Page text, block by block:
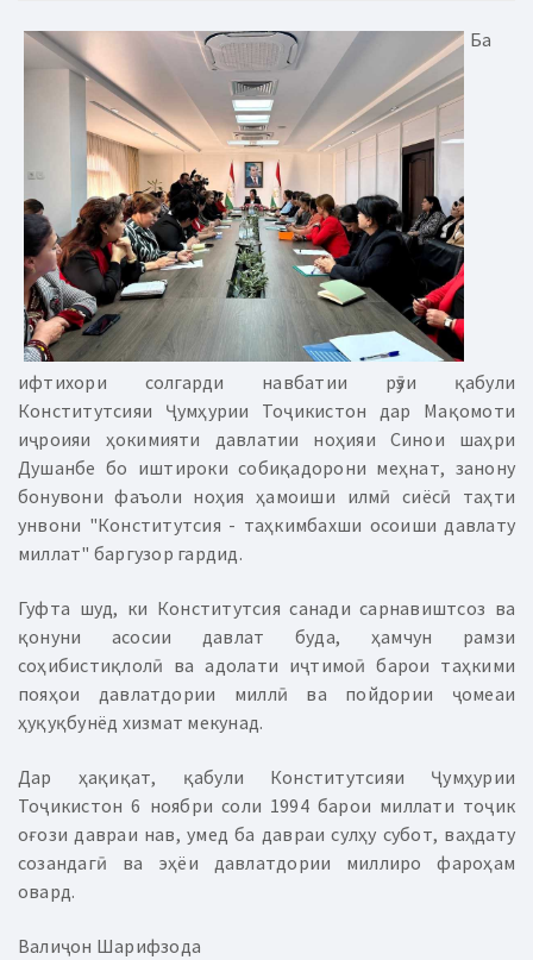
Ба
ифтихори солгарди навбатии рӯзи қабули
Конститутсияи Ҷумҳурии Тоҷикистон дар Мақомоти
иҷроияи ҳокимияти давлатии ноҳияи Синои шаҳри
Душанбе бо иштироки собиқадорони меҳнат, занону
бонувони фаъоли ноҳия ҳамоиши илмӣ сиёсӣ таҳти
унвони "Конститутсия - таҳкимбахши осоиши давлату
миллат" баргузор гардид.
Гуфта шуд, ки Конститутсия санади сарнавиштсоз ва
қонуни асосии давлат буда, ҳамчун рамзи
соҳибистиқлолӣ ва адолати иҷтимоӣ барои таҳкими
пояҳои давлатдории миллӣ ва пойдории ҷомеаи
ҳуқуқбунёд хизмат мекунад.
Дар ҳақиқат, қабули Конститутсияи Ҷумҳурии
Тоҷикистон 6 ноябри соли 1994 барои миллати тоҷик
оғози давраи нав, умед ба давраи сулҳу субот, ваҳдату
созандагӣ ва эҳёи давлатдории миллиро фароҳам
овард.
Валиҷон Шарифзода